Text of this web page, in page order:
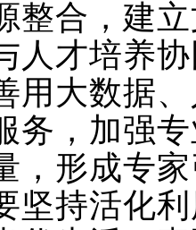
整合，建
人才培养
用大数据
务，加强
，形成专
坚持活化